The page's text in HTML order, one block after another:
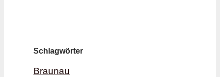
Schlagwörter
Braunau